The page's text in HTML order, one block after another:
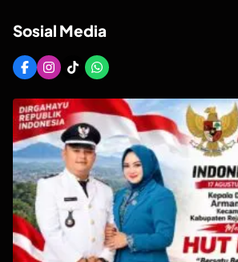
Sosial Media